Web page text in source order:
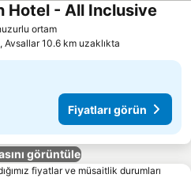
ortamFiyatları görün
Hotel - All Inclusive
Avsallar 10.6 km uzaklıkta
Fiyatları görün
görüntüle
fiyatlar ve müsaitlik durumları